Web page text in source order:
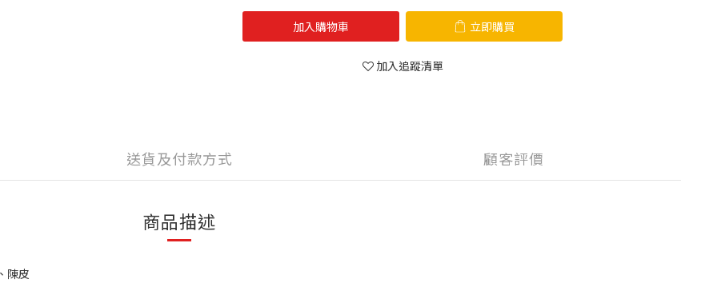
加入購物車 立即購買
加入追蹤清單
送貨及付款方式 顧客評價
商品描述
陳皮